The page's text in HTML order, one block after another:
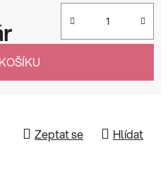
Zeptat se Hlídat